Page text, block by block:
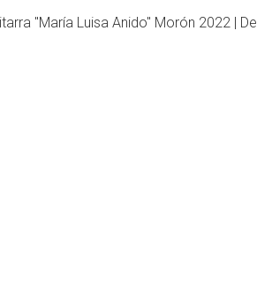
"María Luisa Anido" Morón 2022 |